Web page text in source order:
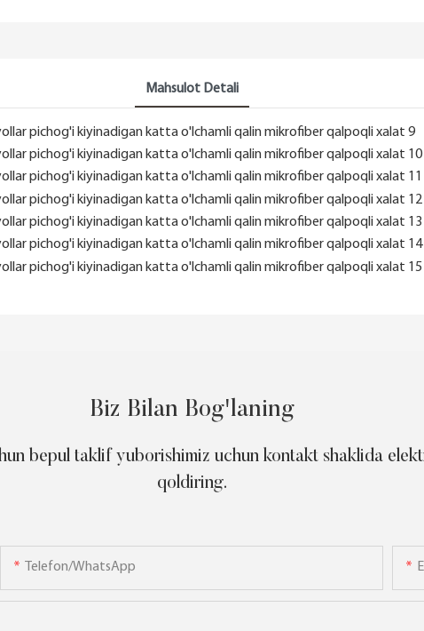
Mahsulot Detali
Biz Bilan Bog'laning
bepul taklif yuborishimiz uchun kontakt shaklida
qoldiring.
Telefon/WhatsApp